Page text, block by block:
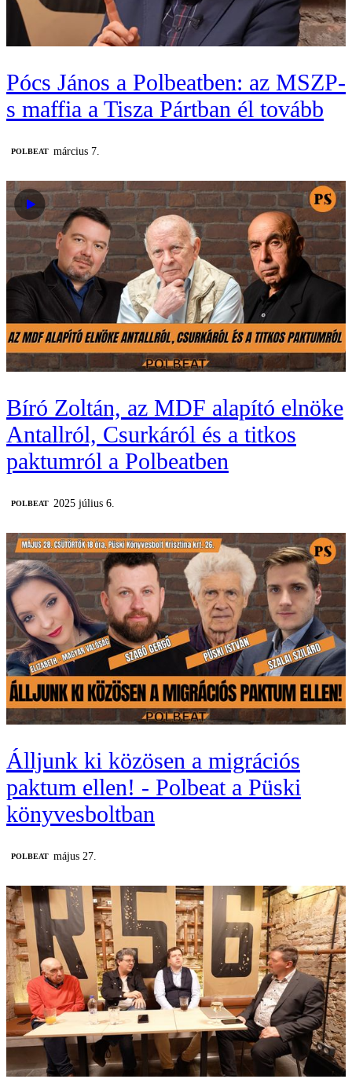
Pócs János a Polbeatben: az MSZP-
s maffia a Tisza Pártban él tovább
‎POLBEAT március 7.
Bíró Zoltán, az MDF alapító elnöke
Antallról, Csurkáról és a titkos
paktumról a Polbeatben
‎POLBEAT 2025 július 6.
Álljunk ki közösen a migrációs
paktum ellen! - Polbeat a Püski
könyvesboltban
‎POLBEAT május 27.